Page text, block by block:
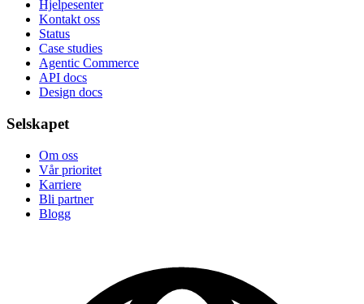
Hjelpesenter
Kontakt oss
Status
Case studies
Agentic Commerce
API docs
Design docs
Selskapet
Om oss
Vår prioritet
Karriere
Bli partner
Blogg